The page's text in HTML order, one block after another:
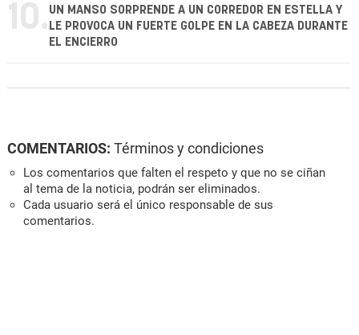
10. UN MANSO SORPRENDE A UN CORREDOR EN ESTELLA Y
LE PROVOCA UN FUERTE GOLPE EN LA CABEZA DURANTE
EL ENCIERRO
COMENTARIOS: Términos y condiciones
Los comentarios que falten el respeto y que no se ciñan
al tema de la noticia, podrán ser eliminados.
Cada usuario será el único responsable de sus
comentarios.